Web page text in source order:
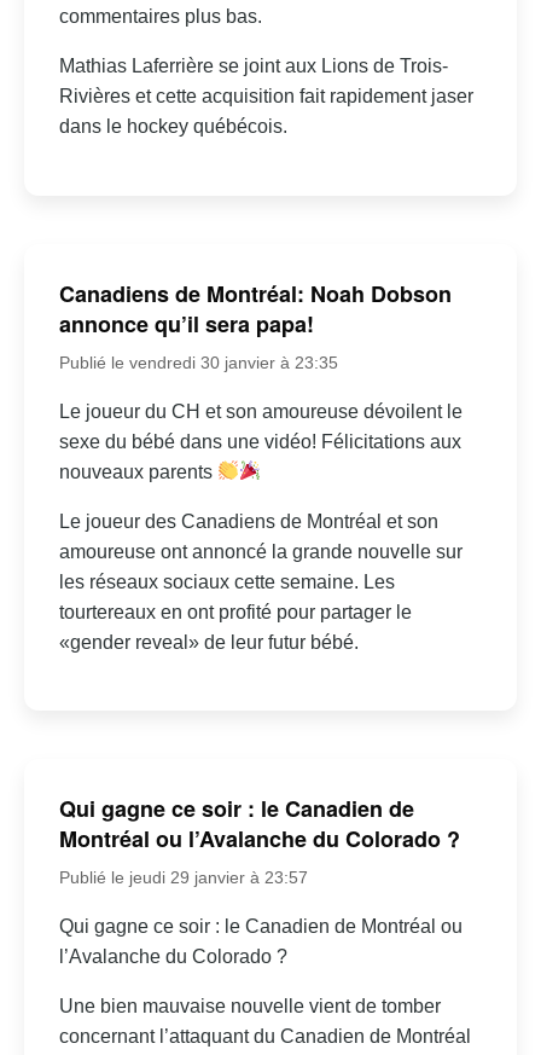
commentaires plus bas.
Mathias Laferrière se joint aux Lions de Trois-
Rivières et cette acquisition fait rapidement jaser
dans le hockey québécois.
Canadiens de Montréal: Noah Dobson
annonce qu’il sera papa!
Publié le vendredi 30 janvier à 23:35
Le joueur du CH et son amoureuse dévoilent le
sexe du bébé dans une vidéo! Félicitations aux
nouveaux parents
Le joueur des Canadiens de Montréal et son
amoureuse ont annoncé la grande nouvelle sur
les réseaux sociaux cette semaine. Les
tourtereaux en ont profité pour partager le
«gender reveal» de leur futur bébé.
Qui gagne ce soir : le Canadien de
Montréal ou l’Avalanche du Colorado ?
Publié le jeudi 29 janvier à 23:57
Qui gagne ce soir : le Canadien de Montréal ou
l’Avalanche du Colorado ?
Une bien mauvaise nouvelle vient de tomber
concernant l’attaquant du Canadien de Montréal